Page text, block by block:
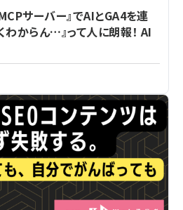
サーバー』でAIとGA4を連
わからん…』って人に朗報！ AI